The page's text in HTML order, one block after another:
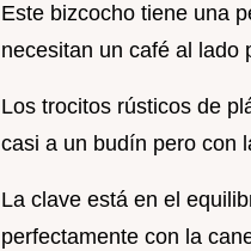
Este bizcocho tiene una
necesitan un café al lado
Los trocitos rústicos de
casi a un budín pero con
La clave está en el
perfectamente con la